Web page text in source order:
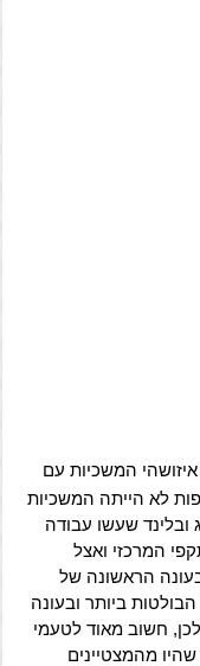
המשכיות עם
לא הייתה המשכיות
ובלינד שעשו עבודה
המרכזי ואצל
הראשונה של
ביותר ובעונה
חשוב מאוד לטעמי
מהמצטיינים